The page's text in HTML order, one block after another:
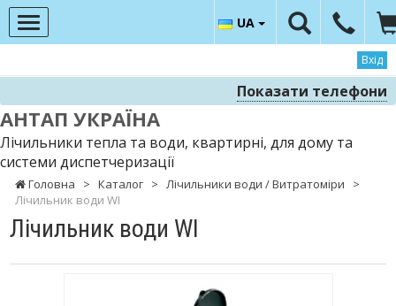
Вхід
Показати телефони
АНТАП УКРАЇНА
Лічильники тепла та води, квартирні, для дому та
системи диспетчеризації
UA
Головна > Каталог > Лічильники води / Витратоміри
>
Лічильник води WІ
Лічильник води WІ